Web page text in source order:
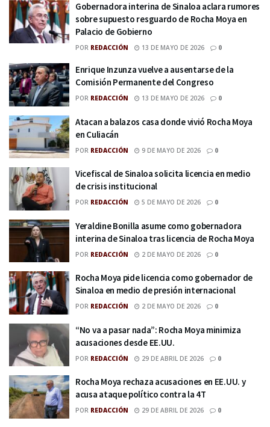
Gobernadora interina de Sinaloa aclara rumores
sobre supuesto resguardo de Rocha Moya en
Palacio de Gobierno
POR REDACCIÓN 13 DE MAYO DE 2026 0
Enrique Inzunza vuelve a ausentarse de la
Comisión Permanente del Congreso
POR REDACCIÓN 13 DE MAYO DE 2026 0
Atacan a balazos casa donde vivió Rocha Moya
en Culiacán
POR REDACCIÓN 9 DE MAYO DE 2026 0
Vicefiscal de Sinaloa solicita licencia en medio
de crisis institucional
POR REDACCIÓN 5 DE MAYO DE 2026 0
Yeraldine Bonilla asume como gobernadora
interina de Sinaloa tras licencia de Rocha Moya
POR REDACCIÓN 2 DE MAYO DE 2026 0
Rocha Moya pide licencia como gobernador de
Sinaloa en medio de presión internacional
POR REDACCIÓN 2 DE MAYO DE 2026 0
“No va a pasar nada”: Rocha Moya minimiza
acusaciones desde EE.UU.
POR REDACCIÓN 29 DE ABRIL DE 2026 0
Rocha Moya rechaza acusaciones en EE.UU. y
acusa ataque político contra la 4T
POR REDACCIÓN 29 DE ABRIL DE 2026 0